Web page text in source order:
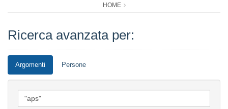
HOME
Ricerca avanzata per:
Argomenti Persone